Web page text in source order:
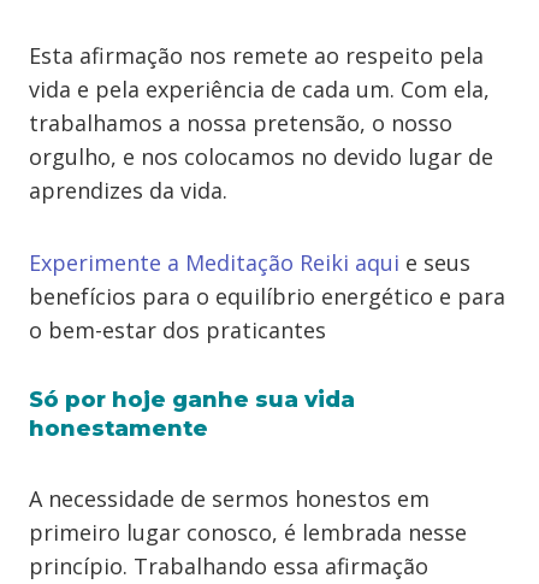
Esta afirmação nos remete ao respeito pela
vida e pela experiência de cada um. Com ela,
trabalhamos a nossa pretensão, o nosso
orgulho, e nos colocamos no devido lugar de
aprendizes da vida.
Experimente a Meditação Reiki aqui e seus
benefícios para o equilíbrio energético e para
o bem-estar dos praticantes
Só por hoje ganhe sua vida
honestamente
A necessidade de sermos honestos em
primeiro lugar conosco, é lembrada nesse
princípio. Trabalhando essa afirmação